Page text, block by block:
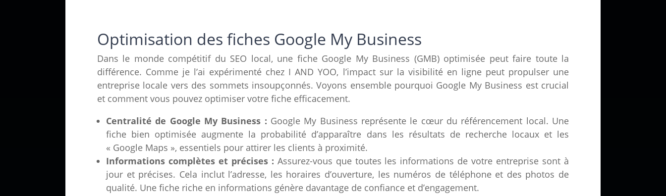
Optimisation des fiches Google My Business
Dans le monde compétitif du SEO local, une fiche Google My Business (GMB) optimisée peut faire toute la
différence. Comme je l’ai expérimenté chez I AND YOO, l’impact sur la visibilité en ligne peut propulser une
entreprise locale vers des sommets insoupçonnés. Voyons ensemble pourquoi Google My Business est crucial
et comment vous pouvez optimiser votre fiche efficacement.
Centralité de Google My Business : Google My Business représente le cœur du référencement local. Une
fiche bien optimisée augmente la probabilité d’apparaître dans les résultats de recherche locaux et les
« Google Maps », essentiels pour attirer les clients à proximité.
Informations complètes et précises : Assurez-vous que toutes les informations de votre entreprise sont à
jour et précises. Cela inclut l’adresse, les horaires d’ouverture, les numéros de téléphone et des photos de
qualité. Une fiche riche en informations génère davantage de confiance et d’engagement.